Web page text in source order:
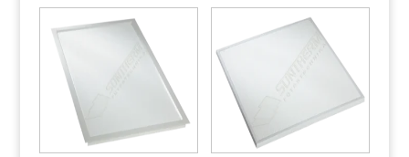
mennyiség